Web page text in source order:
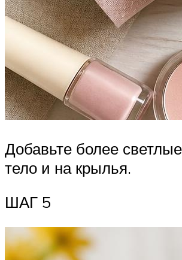
Добавьте более
тело и на крылья.
ШАГ 5